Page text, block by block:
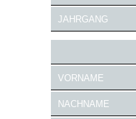
JAHRGANG
VORNAME
NACHNAME